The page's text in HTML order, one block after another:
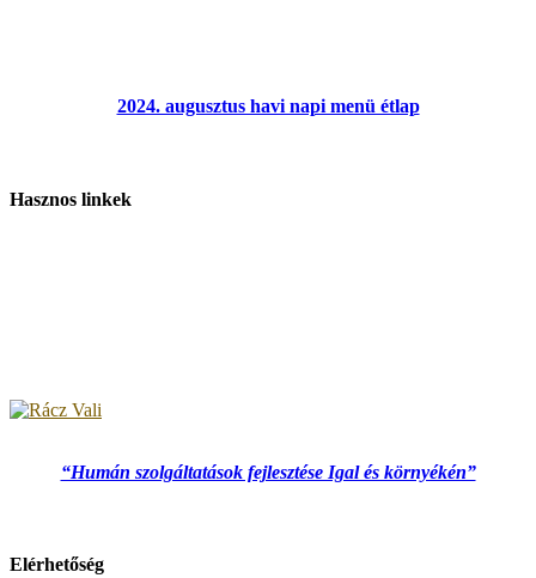
2024. augusztus havi napi menü étlap
Hasznos linkek
“Humán szolgáltatások fejlesztése Igal és környékén”
Elérhetőség